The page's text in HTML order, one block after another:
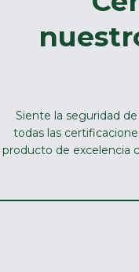
Siente la seguridad
todas las
producto de excelencia